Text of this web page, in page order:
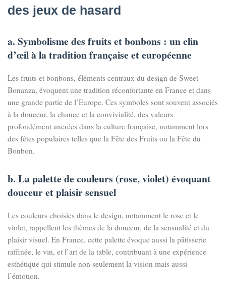
des jeux de hasard
a. Symbolisme des fruits et bonbons : un clin
d’œil à la tradition française et européenne
Les fruits et bonbons, éléments centraux du design de Sweet
Bonanza, évoquent une tradition réconfortante en France et dans
une grande partie de l’Europe. Ces symboles sont souvent associés
à la douceur, la chance et la convivialité, des valeurs
profondément ancrées dans la culture française, notamment lors
des fêtes populaires telles que la Fête des Fruits ou la Fête du
Bonbon.
b. La palette de couleurs (rose, violet) évoquant
douceur et plaisir sensuel
Les couleurs choisies dans le design, notamment le rose et le
violet, rappellent les thèmes de la douceur, de la sensualité et du
plaisir visuel. En France, cette palette évoque aussi la pâtisserie
raffinée, le vin, et l’art de la table, contribuant à une expérience
esthétique qui stimule non seulement la vision mais aussi
l’émotion.